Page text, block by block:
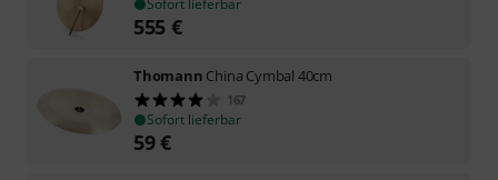
555 €
Thomann China Cymbal 40cm
167
Sofort lieferbar
59€